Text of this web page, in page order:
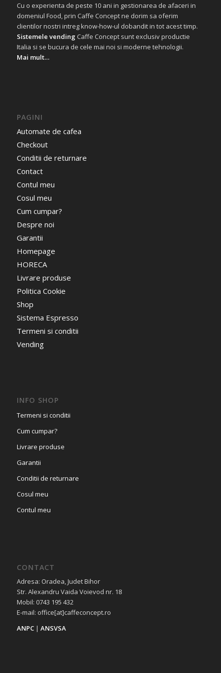
Cu o experienta de peste 10 ani in gestionarea de afaceri in
domeniul Food, prin Caffe Concept ne dorim sa oferim
clientilor nostri intreg know-how-ul dobandit in tot acest timp.
Sistemele vending Caffe Concept sunt exclusiv productie
Italia si se bucura de cele mai noi si moderne tehnologii.
Mai mult…
PAGINI
Automate de cafea
Checkout
Conditii de returnare
Contact
Contul meu
Cosul meu
Cum cumpar?
Despre noi
Garantii
Homepage
HORECA
Livrare produse
Politica Cookie
Shop
Sistema Espresso
Termeni si conditii
Vending
INFO SHOP
Termeni si conditii
Cum cumpar?
Livrare produse
Garantii
Conditii de returnare
Cosul meu
Contul meu
CONTACT
Adresa: Oradea, Judet Bihor
Str. Alexandru Vaida Voievod nr. 18
Mobil: 0743 195 432
E-mail: office[at]caffeconcept.ro
ANPC| ANSVSA